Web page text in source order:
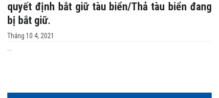
quyết định bắt giữ tàu biển/Thả tàu biển đang
bị bắt giữ.
Tháng 10 4, 2021